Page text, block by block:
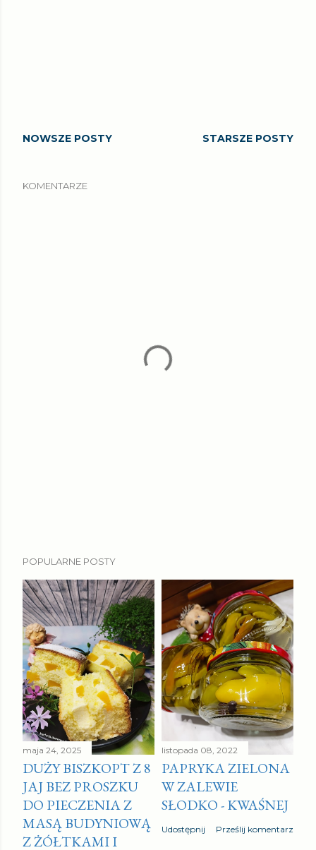
NOWSZE POSTY STARSZE POSTY
KOMENTARZE
POPULARNE POSTY
maja 24, 2025
DUŻY BISZKOPT Z 8
JAJ BEZ PROSZKU
DO PIECZENIA Z
MASĄ BUDYNIOWĄ
Z ŻÓŁTKAMI I
listopada 08, 2022
PAPRYKA ZIELONA
W ZALEWIE
SŁODKO - KWAŚNEJ
Udostępnij Prześlij komentarz